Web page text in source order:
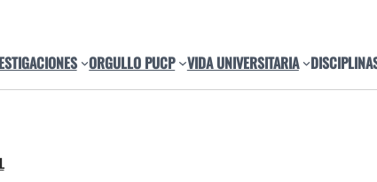
ORGULLO PUCP VIDA UNIVERSITARIA